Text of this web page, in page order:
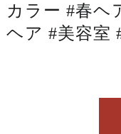
カラー #春ヘ
ヘア #美容室